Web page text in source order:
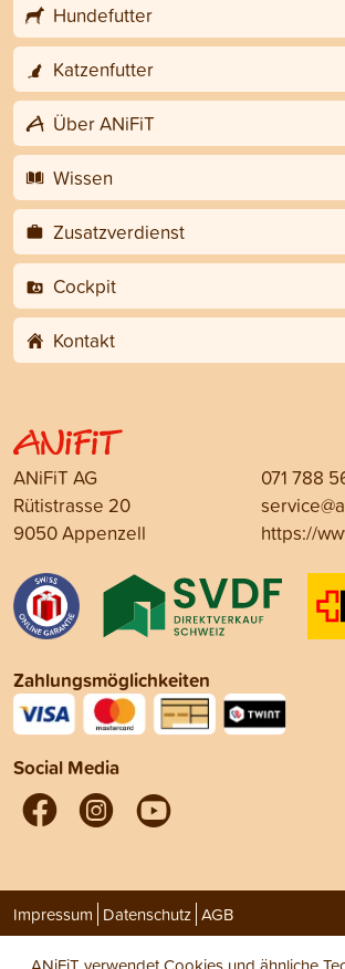
Hundefutter
Katzenfutter
Über ANiFiT
Wissen
Zusatzverdienst
Cockpit
Kontakt
ANiFiT AG
Rütistrasse 20
9050 Appenzell
071 788
https://
Zahlungsmöglichkeiten
Social Media
Impressum Datenschutz AGB